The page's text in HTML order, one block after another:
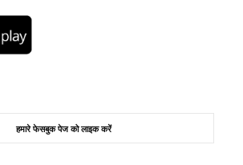
हमारे फेसबुक पेज को लाइक करें